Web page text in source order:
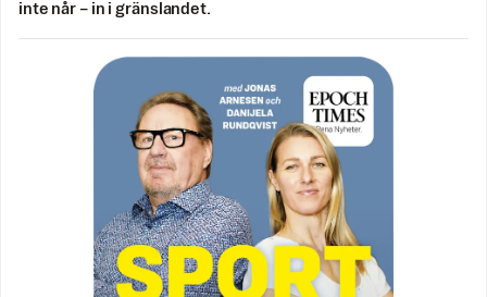
inte når – in i gränslandet.